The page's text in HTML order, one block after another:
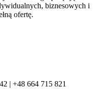
biznesowych i
ofertę.
| +48 664 715 821